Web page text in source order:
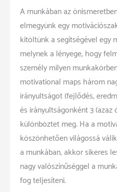
A munkában az
elmegyünk egy
kitöltünk a segítségével egy
melynek a lényege, hogy
személy milyen
motivational maps három
irányultságot (fejlődés,
és irányultságonként 3
különböztet meg. Ha a
köszönhetően világossá
a munkában, akkor sikeres
nagy valószínűséggel a
fog teljesíteni.